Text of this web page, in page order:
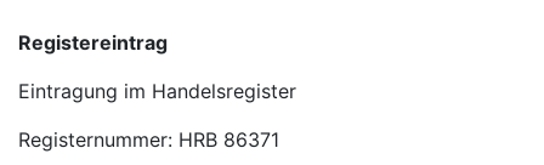
Registereintrag
Eintragung im Handelsregister
Registernummer: HRB 86371